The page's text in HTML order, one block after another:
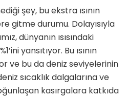
şey, bu ekstra ısının
gitme durumu. Dolayısıyla
dünyanın ısısındaki
yansıtıyor. Bu ısının
ve bu da deniz seviyelerinin
sıcaklık dalgalarına ve
kasırgalara katkıda